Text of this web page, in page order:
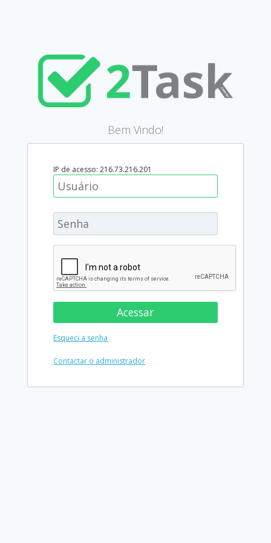
Bem Vindo!
IP de acesso: 216.73.216.201
Acessar
Esqueci a senha
Contactar o administrador